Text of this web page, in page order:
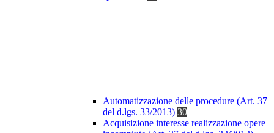
Automatizzazione delle procedure (Art. 37
del d.lgs. 33/2013) 30
Acquisizione interesse realizzazione opere